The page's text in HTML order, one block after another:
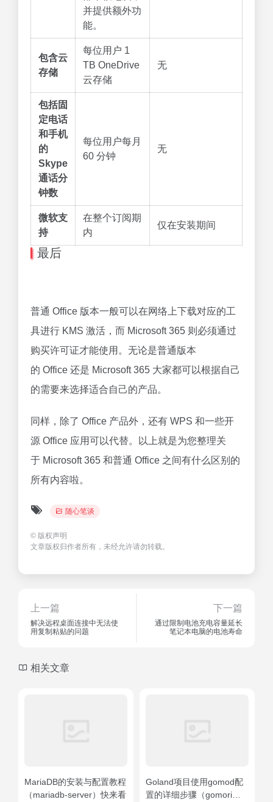
并提供额外功
能。
包含云
存储
每位用户 1
TB OneDrive
云存储
无
包括固
定电话
和手机
的
Skype
通话分
钟数
每位用户每月
60 分钟
无
微软支
持
在整个订阅期
内
仅在安装期间
最后
普通 Office 版本一般可以在网络上下载对应的工
具进行 KMS 激活，而 Microsoft 365 则必须通过
购买许可证才能使用。无论是普通版本
的 Office 还是 Microsoft 365 大家都可以根据自己
的需要来选择适合自己的产品。
同样，除了 Office 产品外，还有 WPS 和一些开
源 Office 应用可以代替。以上就是为您整理关
于 Microsoft 365 和普通 Office 之间有什么区别的
所有内容啦。
随心笔谈
© 版权声明
文章版权归作者所有，未经允许请勿转载。
上一篇
解决远程桌面连接中无法使
用复制粘贴的问题
下一篇
通过限制电池充电容量延长
笔记本电脑的电池寿命
相关文章
MariaDB的安装与配置教程
（mariadb-server）快来看
Goland项目使用gomod配
置的详细步骤（gomori染